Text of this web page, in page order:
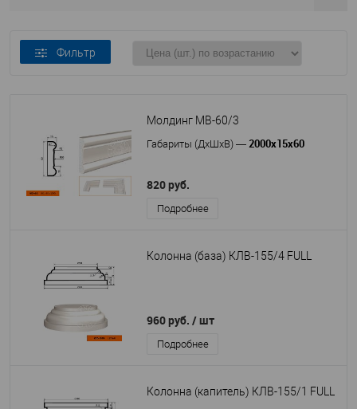
Фильтр
Молдинг МВ-60/3
Габариты (ДхШхВ) — 2000х15х60
820 руб.
Подробнее
Колонна (база) КЛВ-155/4 FULL
960 руб. / шт
Подробнее
Колонна (капитель) КЛВ-155/1 FULL